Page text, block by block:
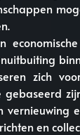
zich
gebaseerd
en